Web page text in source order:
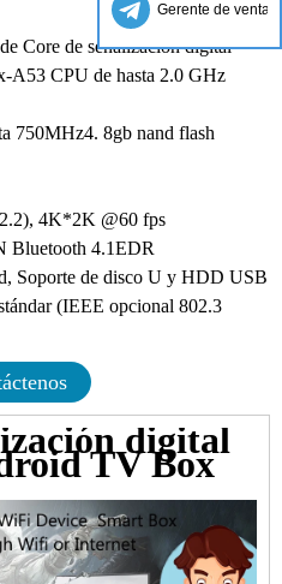
Core de señalización digital
A53 CPU de hasta 2.0 GHz
750MHz4. 8gb nand flash
4K*2K @60 fps
Bluetooth 4.1EDR
Soporte de disco U y HDD USB
(IEEE opcional 802.3
digital
TV Box
Gerente de ventas